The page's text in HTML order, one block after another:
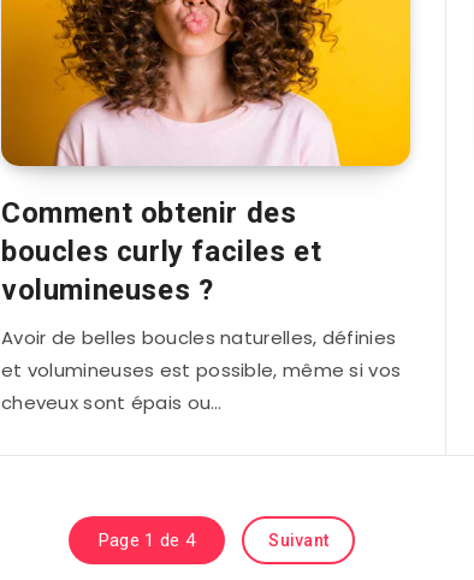
Comment obtenir des
boucles curly faciles et
volumineuses ?
Avoir de belles boucles naturelles, définies
et volumineuses est possible, même si vos
cheveux sont épais ou…
Page 1 de 4 Suivant